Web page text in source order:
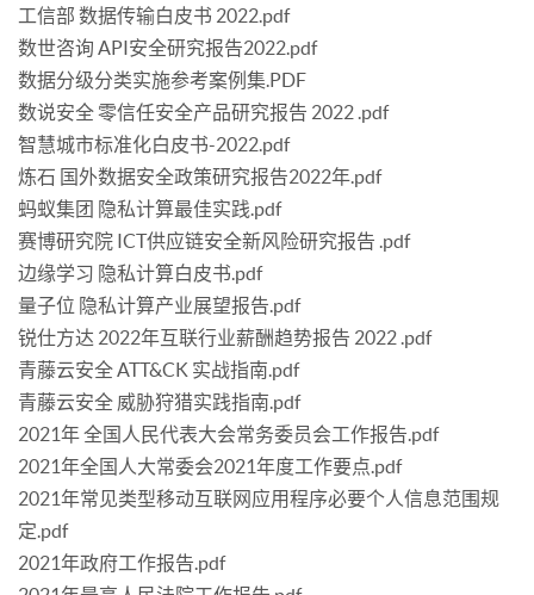
工信部 数据传输白皮书 2022.pdf
数世咨询 API安全研究报告2022.pdf
数据分级分类实施参考案例集.PDF
数说安全 零信任安全产品研究报告 2022 .pdf
智慧城市标准化白皮书-2022.pdf
炼石 国外数据安全政策研究报告2022年.pdf
蚂蚁集团 隐私计算最佳实践.pdf
赛博研究院 ICT供应链安全新风险研究报告 .pdf
边缘学习 隐私计算白皮书.pdf
量子位 隐私计算产业展望报告.pdf
锐仕方达 2022年互联行业薪酬趋势报告 2022 .pdf
青藤云安全 ATT&CK 实战指南.pdf
青藤云安全 威胁狩猎实践指南.pdf
2021年 全国人民代表大会常务委员会工作报告.pdf
2021年全国人大常委会2021年度工作要点.pdf
2021年常见类型移动互联网应用程序必要个人信息范围规
定.pdf
2021年政府工作报告.pdf